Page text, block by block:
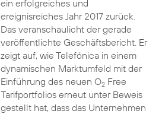
ein erfolgreiches und
ereignisreiches Jahr 2017 zurück.
Das veranschaulicht der gerade
veröffentlichte Geschäftsbericht. Er
zeigt auf, wie Telefónica in einem
dynamischen Marktumfeld mit der
Einführung des neuen O2Free
Tarifportfolios erneut unter Beweis
gestellt hat, dass das Unternehmen